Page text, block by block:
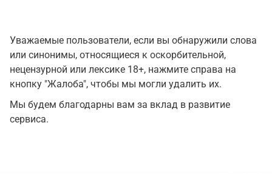
Уважаемые пользователи, если вы обнаружили слова
или синонимы, относящиеся к оскорбительной,
нецензурной или лексике 18+, нажмите справа на
кнопку "Жалоба", чтобы мы могли удалить их.
Мы будем благодарны вам за вклад в развитие
сервиса.